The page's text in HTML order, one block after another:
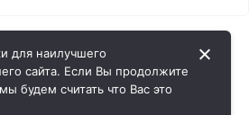
для наилучшего
сайта. Если Вы продолжите
будем считать что Вас это